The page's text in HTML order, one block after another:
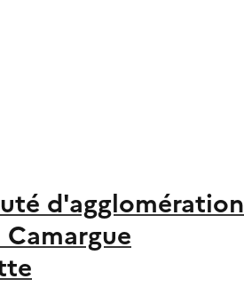
d'agglomération